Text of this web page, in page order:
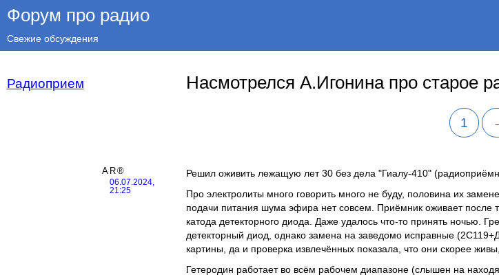
Форум про радио
Свежие обсуждения
Радиоприем Насмотрелся А.Игонина про старое
1
AR®
06.07.2024,
21:25
Решил оживить лежащую лет 30 без дела "Гиалу-410"
Про электролиты много говорить много не буду, половина их
подачи питания шума эфира нет совсем. Приёмник оживает после
катода детекторного диода. Даже удалось что-то принять ночью.
детекторный диод, однако замена на заведомо исправные
картины, да и проверка извлечённых показала, что они скорее
Гетеродин работает во всём рабочем диапазоне (слышен на